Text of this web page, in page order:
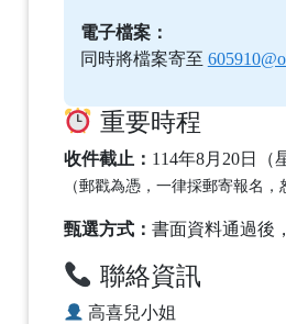
電子檔案：
同時將檔案寄至
重要時程
收件截止： 114年8月20日（
（郵戳為憑，一律採郵寄報名，
甄選方式： 書面資料通過後
聯絡資訊
高喜兒小姐